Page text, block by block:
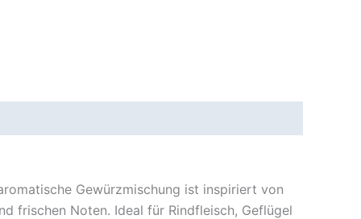
Gewürzmischung ist inspiriert von
frischen Noten. Ideal für Rindfleisch, Geflügel